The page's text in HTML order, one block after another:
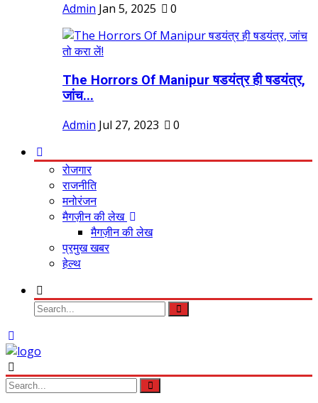
Admin Jan 5, 2025 0
The Horrors Of Manipur षडयंत्र ही षडयंत्र,
जांच...
Admin Jul 27, 2023 0
रोजगार
राजनीति
मनोरंजन
मैगज़ीन की लेख
मैगज़ीन की लेख
प्रमुख खबर
हेल्थ